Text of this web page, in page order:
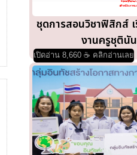
ชุดการสอนวิชาฟิสิกส์
งานครูชุตินั
เปิดอ่าน 8,660 ☕ คลิกอ่านเลย